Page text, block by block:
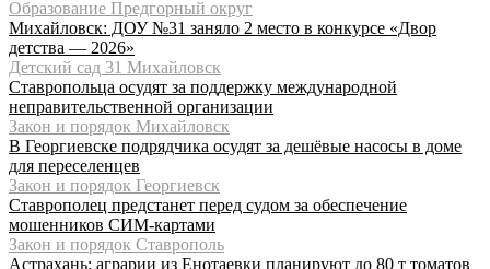
Образование Предгорный округ
Михайловск: ДОУ №31 заняло 2 место в конкурсе «Двор
детства — 2026»
Детский сад 31 Михайловск
Ставропольца осудят за поддержку международной
неправительственной организации
Закон и порядок Михайловск
В Георгиевске подрядчика осудят за дешёвые насосы в доме
для переселенцев
Закон и порядок Георгиевск
Ставрополец предстанет перед судом за обеспечение
мошенников СИМ-картами
Закон и порядок Ставрополь
Астрахань: аграрии из Енотаевки планируют до 80 т томатов